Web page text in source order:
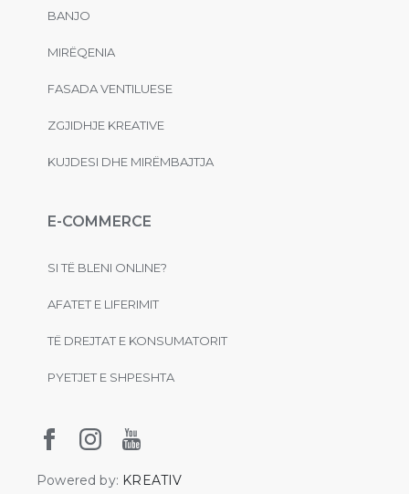
BANJO
MIRËQENIA
FASADA VENTILUESE
ZGJIDHJE KREATIVE
KUJDESI DHE MIRËMBAJTJA
E-COMMERCE
SI TË BLENI ONLINE?
AFATET E LIFERIMIT
TË DREJTAT E KONSUMATORIT
PYETJET E SHPESHTA
Powered by: KREATIV